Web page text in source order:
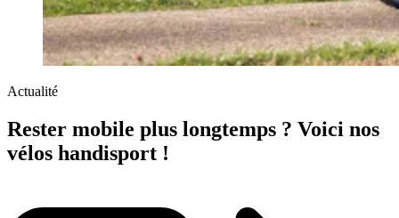
Actualité
Rester mobile plus longtemps ? Voici nos
vélos handisport !